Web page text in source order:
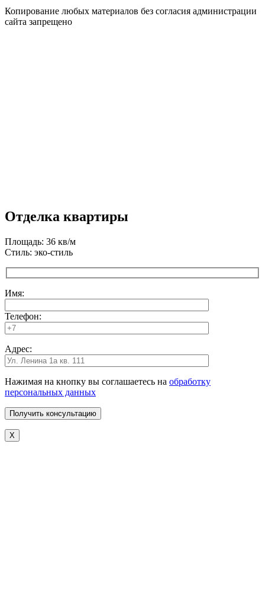
Копирование любых материалов без согласия администрации
сайта запрещено
Отделка квартиры
Площадь: 36 кв/м
Стиль: эко-стиль
Имя:
Телефон:
Адрес:
Нажимая на кнопку вы соглашаетесь на обработку
персональных данных
X